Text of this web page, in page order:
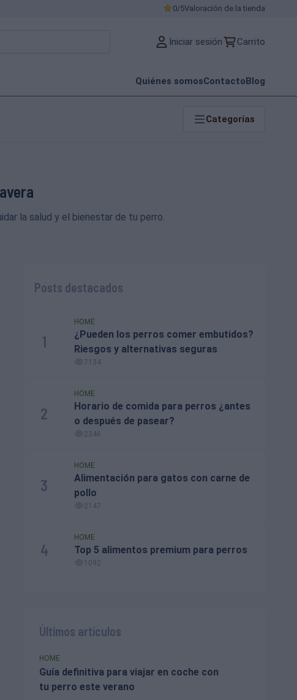
0/5Valoración de la tienda
Iniciar sesión Carrito
Quiénes somosContactoBlog
Categorías
la salud y el bienestar de tu perro.
Posts destacados
1
HOME
¿Pueden los perros comer embutidos?
Riesgos y alternativas seguras
7134
2
HOME
Horario de comida para perros ¿antes
o después de pasear?
2346
3
HOME
Alimentación para gatos con carne de
pollo
2147
4
HOME
Top 5 alimentos premium para perros
1092
Últimos artículos
HOME
Guía definitiva para viajar en coche con
tu perro este verano